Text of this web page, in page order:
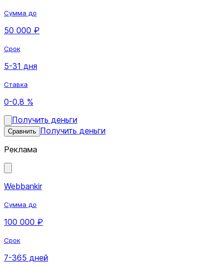
Сумма до
50 000 ₽
Срок
5-31 дня
Ставка
0-0,8 %
Получить деньги
Сравнить Получить деньги
Реклама
Webbankir
Сумма до
100 000 ₽
Срок
7-365 дней